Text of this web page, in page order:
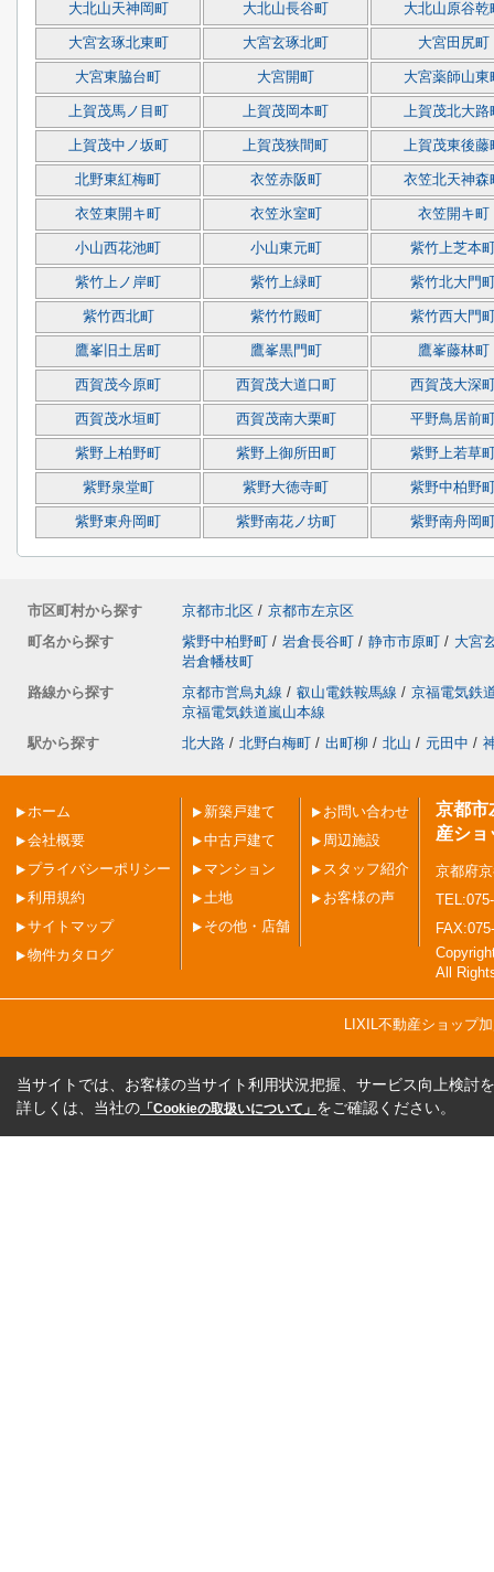
大北山天神岡町 大北山長谷町 大北山原谷乾
大宮玄琢北東町 大宮玄琢北町 大宮田尻町
大宮東脇台町 大宮開町 大宮薬師山東
上賀茂馬ノ目町 上賀茂岡本町 上賀茂北大路
上賀茂中ノ坂町 上賀茂狭間町 上賀茂東後藤
北野東紅梅町 衣笠赤阪町 衣笠北天神森
衣笠東開キ町 衣笠氷室町 衣笠開キ町
小山西花池町 小山東元町 紫竹上芝本
紫竹上ノ岸町 紫竹上緑町 紫竹北大門
紫竹西北町 紫竹竹殿町 紫竹西大門
鷹峯旧土居町 鷹峯黒門町 鷹峯藤林町
西賀茂今原町 西賀茂大道口町 西賀茂大深
西賀茂水垣町 西賀茂南大栗町 平野鳥居前
紫野上柏野町 紫野上御所田町 紫野上若草
紫野泉堂町 紫野大徳寺町 紫野中柏野
紫野東舟岡町 紫野南花ノ坊町 紫野南舟岡
市区町村から探す 京都市北区 / 京都市左京区
町名から探す
紫野中柏野町 / 岩倉長谷町 / 静市市原町 / 大宮
岩倉幡枝町
路線から探す
京都市営烏丸線 / 叡山電鉄鞍馬線 / 京福電気鉄
京福電気鉄道嵐山本線
駅から探す
北大路 / 北野白梅町 / 出町柳 / 北山 / 元田中 /
ホーム
会社概要
プライバシーポリシー
利用規約
サイトマップ
物件カタログ
新築戸建て
中古戸建て
マンション
土地
その他・店舗
お問い合わせ
周辺施設
スタッフ紹介
お客様の声
京都市
産ショ
京都府
All
LIXIL不動産ショップ
当サイトでは、お客様の当サイト利用状況把握、サービス向上検討
詳しくは、当社の 「Cookieの取扱いについて」 をご確認ください。